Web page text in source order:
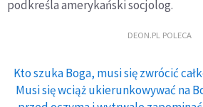
podkreśla amerykański socjolog.
DEON.PL POLECA
Kto szuka Boga, musi się zwrócić
Musi się wciąż ukierunkowywać na